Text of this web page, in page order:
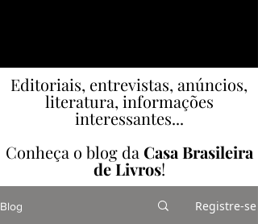
Editoriais, entrevistas, anúncios,
literatura, informações
interessantes...
Conheça o blog da Casa Brasileira
de Livros!
Blog Registre-se